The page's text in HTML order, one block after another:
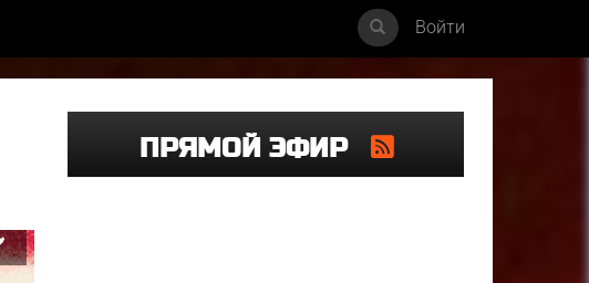
Войти
ПРЯМОЙ ЭФИР